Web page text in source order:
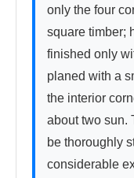
only the four
square timber;
finished only
planed with a
the interior
about two sun.
be thoroughly
considerable